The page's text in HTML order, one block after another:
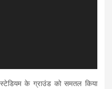
के ग्राउंड को समतल किया